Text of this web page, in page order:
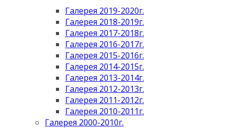
Галерея 2019-2020г.
Галерея 2018-2019г.
Галерея 2017-2018г.
Галерея 2016-2017г.
Галерея 2015-2016г.
Галерея 2014-2015г.
Галерея 2013-2014г.
Галерея 2012-2013г.
Галерея 2011-2012г.
Галерея 2010-2011г.
Галерея 2000-2010г.